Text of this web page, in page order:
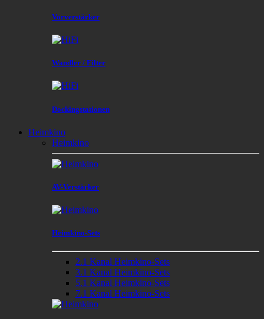
Vorverstärker
Wandler / Filter
Dockingstationen
Heimkino
Heimkino
AV-Verstärker
Heimkino-Sets
2.1 Kanal Heimkino-Sets
3.1 Kanal Heimkino-Sets
5.1 Kanal Heimkino-Sets
7.1 Kanal Heimkino-Sets